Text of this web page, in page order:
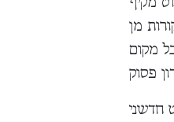
מן
מקום
חדשני